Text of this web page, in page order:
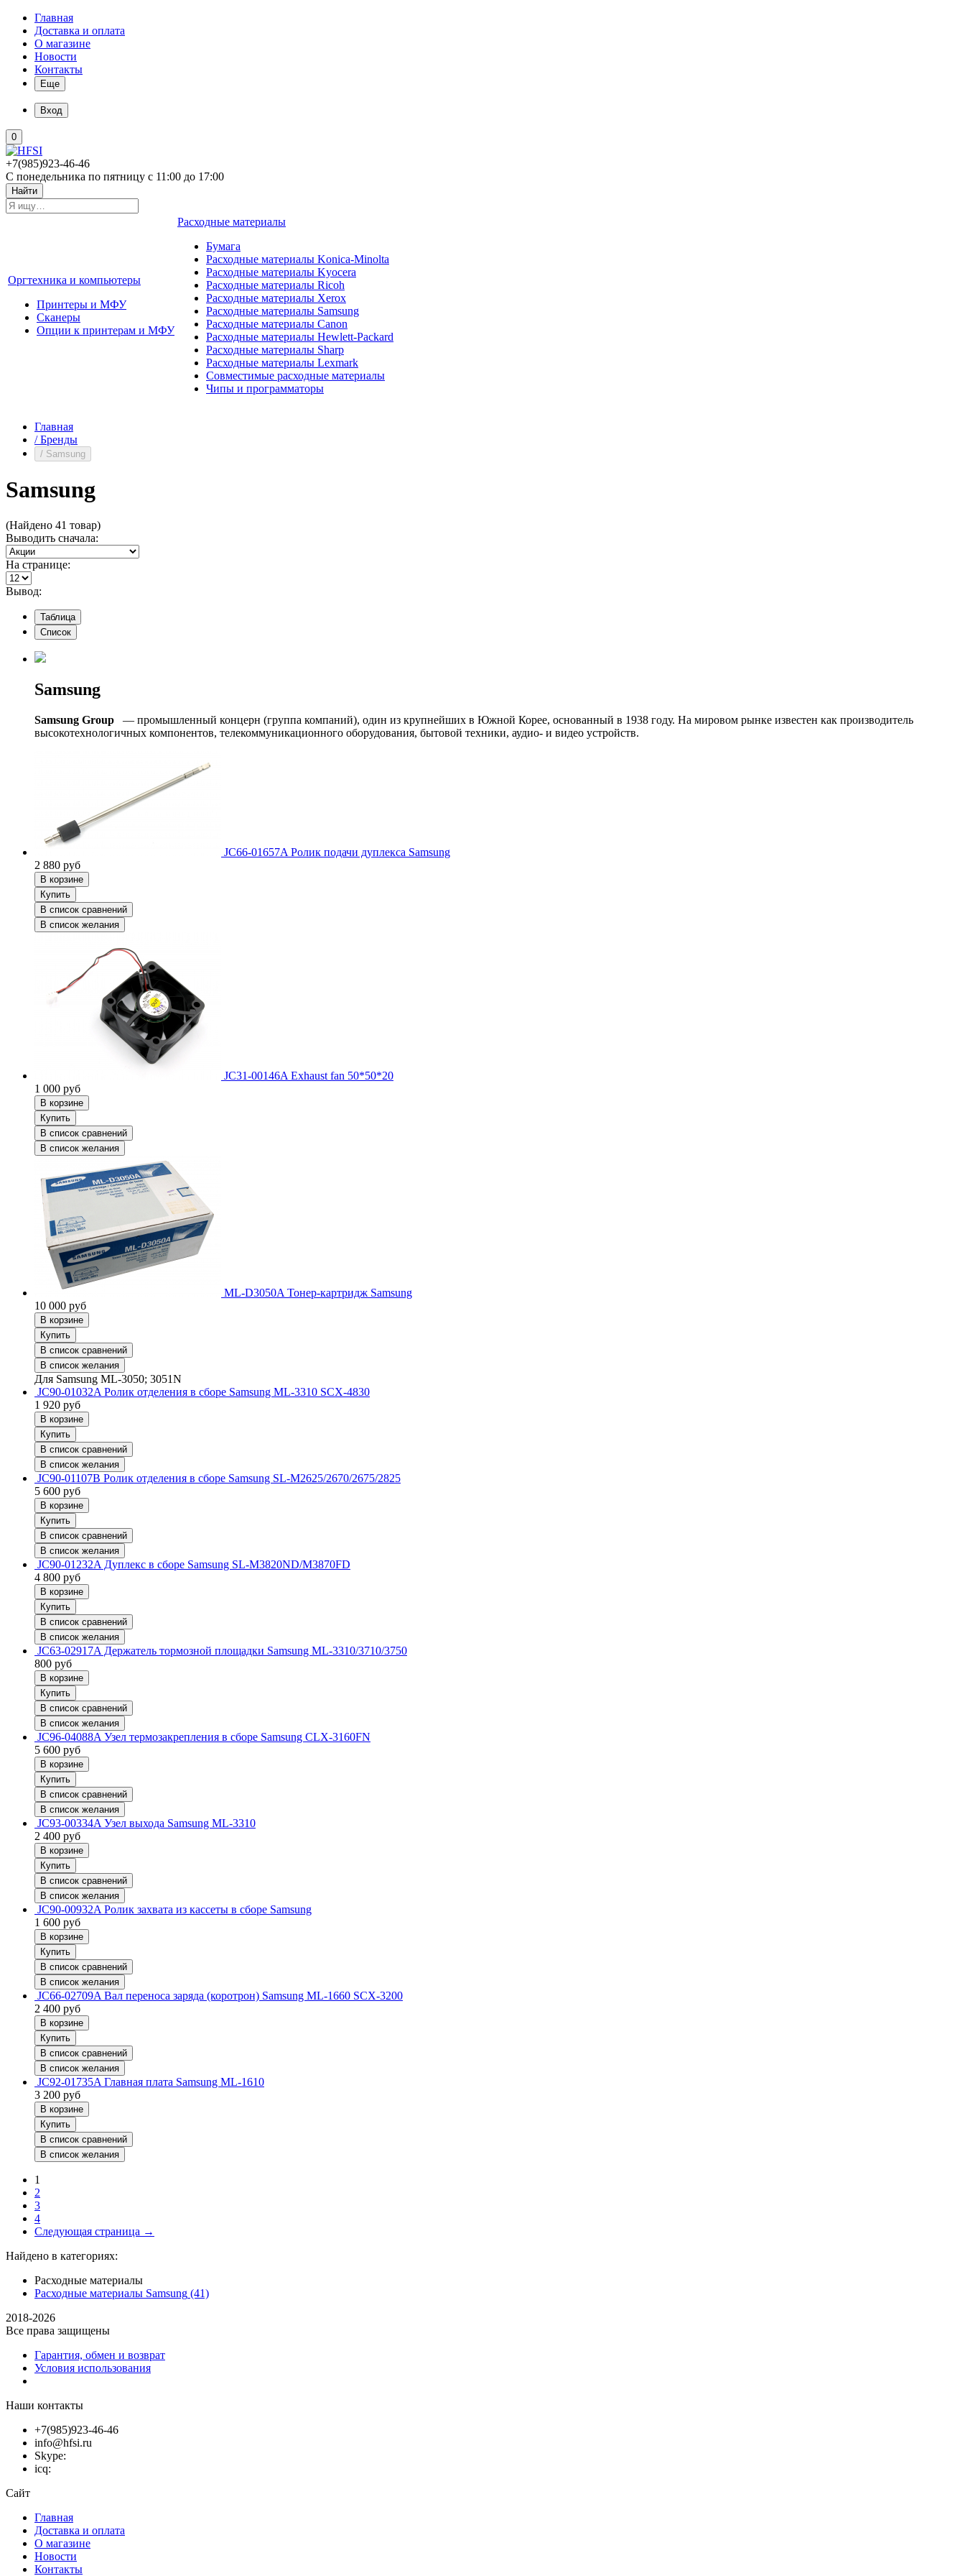
Главная
Доставка и оплата
О магазине
Новости
Контакты
Еще
Вход
0
+7(985)923-46-46
С понедельника по пятницу с 11:00 до 17:00
Найти
Оргтехника и компьютеры
Принтеры и МФУ
Сканеры
Опции к принтерам и МФУ
Расходные материалы
Бумага
Расходные материалы Konica-Minolta
Расходные материалы Kyocera
Расходные материалы Ricoh
Расходные материалы Xerox
Расходные материалы Samsung
Расходные материалы Canon
Расходные материалы Hewlett-Packard
Расходные материалы Sharp
Расходные материалы Lexmark
Совместимые расходные материалы
Чипы и программаторы
Главная
/ Бренды
/ Samsung
Samsung
(Найдено 41 товар)
Выводить сначала:
На странице:
Вывод:
Таблица
Список
Samsung
Samsung Group
— промышленный концерн (группа компаний), один из крупнейших в Южной Корее, основанный в 1938 году. На мировом рынке известен как производитель
высокотехнологичных компонентов, телекоммуникационного оборудования, бытовой техники, аудио- и видео устройств.
JC66-01657A Ролик подачи дуплекса Samsung
2 880 руб
В корзине
Купить
В список сравнений
В список желания
JC31-00146A Exhaust fan 50*50*20
1 000 руб
В корзине
Купить
В список сравнений
В список желания
ML-D3050A Тонер-картридж Samsung
10 000 руб
В корзине
Купить
В список сравнений
В список желания
Для Samsung ML-3050; 3051N
JC90-01032A Ролик отделения в сборе Samsung ML-3310 SCX-4830
1 920 руб
В корзине
Купить
В список сравнений
В список желания
JC90-01107B Ролик отделения в сборе Samsung SL-M2625/2670/2675/2825
5 600 руб
В корзине
Купить
В список сравнений
В список желания
JC90-01232A Дуплекс в сборе Samsung SL-M3820ND/M3870FD
4 800 руб
В корзине
Купить
В список сравнений
В список желания
JC63-02917A Держатель тормозной площадки Samsung ML-3310/3710/3750
800 руб
В корзине
Купить
В список сравнений
В список желания
JC96-04088A Узел термозакрепления в сборе Samsung CLX-3160FN
5 600 руб
В корзине
Купить
В список сравнений
В список желания
JC93-00334A Узел выхода Samsung ML-3310
2 400 руб
В корзине
Купить
В список сравнений
В список желания
JC90-00932A Ролик захвата из кассеты в сборе Samsung
1 600 руб
В корзине
Купить
В список сравнений
В список желания
JC66-02709A Вал переноса заряда (коротрон) Samsung ML-1660 SCX-3200
2 400 руб
В корзине
Купить
В список сравнений
В список желания
JC92-01735A Главная плата Samsung ML-1610
3 200 руб
В корзине
Купить
В список сравнений
В список желания
1
2
3
4
Следующая страница →
Найдено в категориях:
Расходные материалы
Расходные материалы Samsung (41)
2018-2026
Все права защищены
Гарантия, обмен и возврат
Условия использования
Наши контакты
+7(985)923-46-46
info@hfsi.ru
Skype:
icq:
Сайт
Главная
Доставка и оплата
О магазине
Новости
Контакты